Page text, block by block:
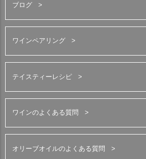
ブログ
ワインペアリング
テイスティーレシピ
ワインのよくある質問
オリーブオイルのよくある質問